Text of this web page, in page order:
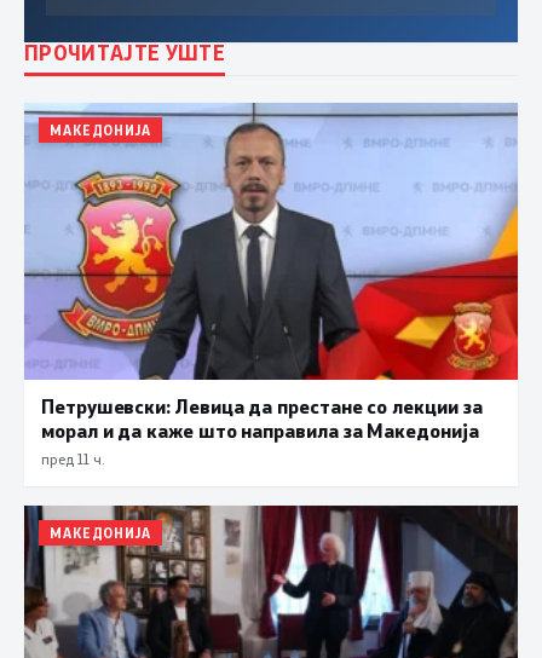
ПРОЧИТАЈТЕ УШТЕ
МАКЕДОНИЈА
Петрушевски: Левица да престане со лекции за
морал и да каже што направила за Македонија
пред 11 ч.
МАКЕДОНИЈА